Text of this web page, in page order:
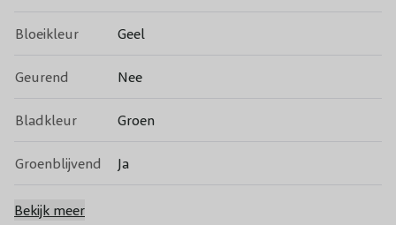
Bloeikleur Geel
Geurend Nee
Bladkleur Groen
Groenblijvend Ja
Vruchtdragend
Bekijk meer